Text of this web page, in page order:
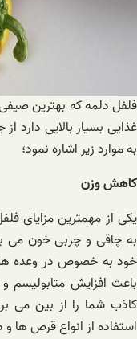
فلفل دلمه که بهترین
غذایی بسیار بالایی دارد
به موارد زیر اشاره نمود؛
کاهش وزن
یکی از مهمترین مزایای
به چاقی و چربی خون می
خود به خصوص در وعده
باعث افزایش
کاذب شما را از بین می
استفاده از انواع قرص ها